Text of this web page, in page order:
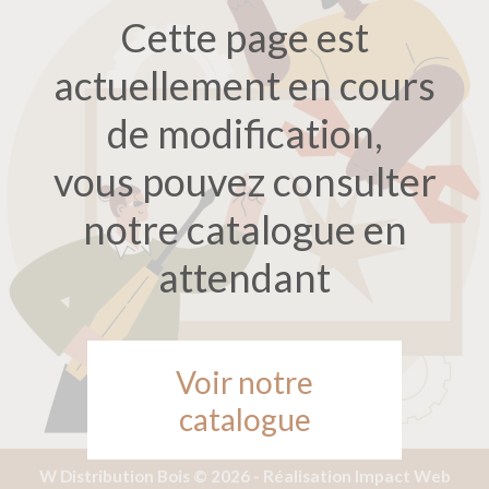
Cette page est
actuellement en cours
de modification,
vous pouvez consulter
notre catalogue en
attendant
Voir notre
catalogue
W Distribution Bois © 2026 - Réalisation Impact Web